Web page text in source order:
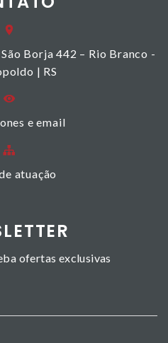
Borja 442 – Rio Branco -
| RS
e email
atuação
ofertas exclusivas